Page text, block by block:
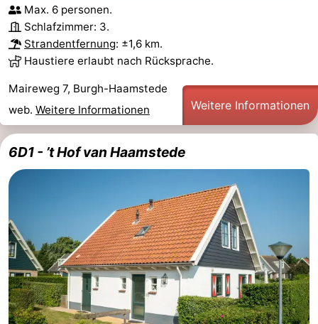
Max. 6 personen.
Schlafzimmer: 3.
Strandentfernung: ±1,6 km.
Haustiere erlaubt nach Rücksprache.
Maireweg 7, Burgh-Haamstede
web. Weitere Informationen Weitere Informationen
6D1 - ’t Hof van Haamstede